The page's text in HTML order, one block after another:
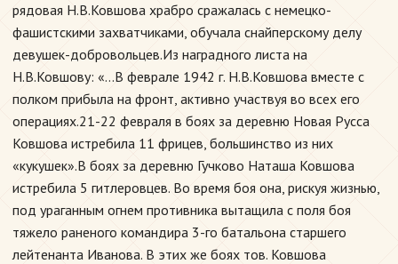
рядовая Н.В.Ковшова храбро сражалась с немецко-
фашистскими захватчиками, обучала снайперскому делу
девушек-добровольцев.Из наградного листа на
Н.В.Ковшову: «...В феврале 1942 г. Н.В.Ковшова вместе с
полком прибыла на фронт, активно участвуя во всех его
операциях.21-22 февраля в боях за деревню Новая Русса
Ковшова истребила 11 фрицев, большинство из них
«кукушек».В боях за деревню Гучково Наташа Ковшова
истребила 5 гитлеровцев. Во время боя она, рискуя жизнью,
под ураганным огнем противника вытащила с поля боя
тяжело раненого командира 3-го батальона старшего
лейтенанта Иванова. В этих же боях тов. Ковшова